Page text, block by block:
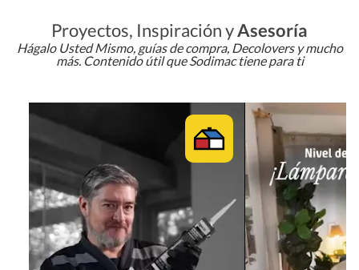
Proyectos, Inspiración yAsesoría
Hágalo Usted Mismo, guías de compra, Decolovers y mucho
más. Contenido útil que Sodimac tiene para ti